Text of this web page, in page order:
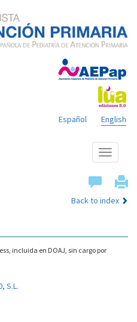
English
Español
Show
menu
Back to index
incluida en DOAJ, sin cargo por
S.L.